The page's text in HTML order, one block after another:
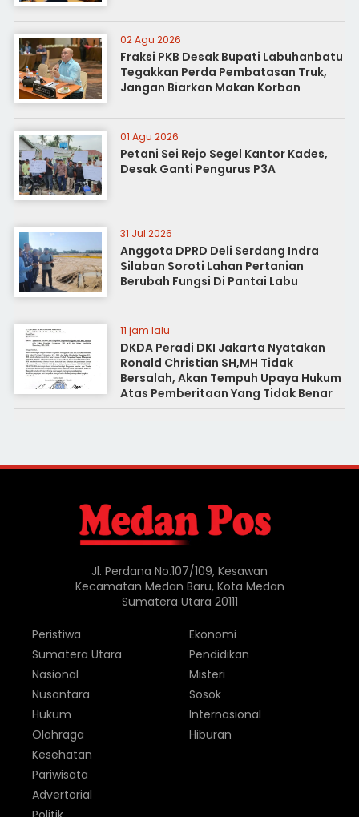
02 Agu 2026
Fraksi PKB Desak Bupati Labuhanbatu
Tegakkan Perda Pembatasan Truk,
Jangan Biarkan Makan Korban
01 Agu 2026
Petani Sei Rejo Segel Kantor Kades,
Desak Ganti Pengurus P3A
31 Jul 2026
Anggota DPRD Deli Serdang Indra
Silaban Soroti Lahan Pertanian
Berubah Fungsi Di Pantai Labu
11 jam lalu
DKDA Peradi DKI Jakarta Nyatakan
Ronald Christian SH,MH Tidak
Bersalah, Akan Tempuh Upaya Hukum
Atas Pemberitaan Yang Tidak Benar
Jl. Perdana No.107/109, Kesawan
Kecamatan Medan Baru, Kota Medan
Sumatera Utara 20111
Peristiwa
Sumatera Utara
Nasional
Nusantara
Hukum
Olahraga
Ekonomi
Pendidikan
Misteri
Sosok
Internasional
Hiburan
Kesehatan
Pariwisata
Advertorial